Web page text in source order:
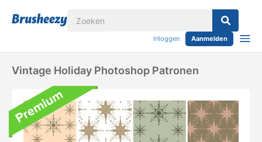
Inloggen Aanmelden
Vintage Holiday Photoshop Patronen